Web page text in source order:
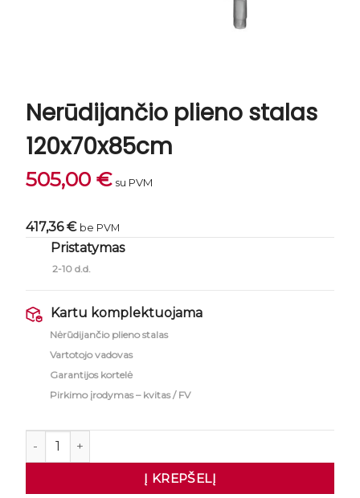
Nerūdijančio plieno stalas
120x70x85cm
505,00 € su PVM
417,36 € be PVM
Pristatymas
2-10 d.d.
Kartu komplektuojama
Nėrūdijančio plieno stalas
Vartotojo vadovas
Garantijos kortelė
Pirkimo įrodymas – kvitas / FV
produkto kiekis: Nerūdijančio plieno stalas 120x70x85cm
Į KREPŠELĮ